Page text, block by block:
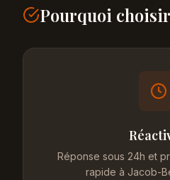
Pourquoi
Réponse sous 24h et
rapide à Jacob-